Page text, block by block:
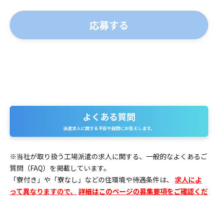
よくある質問
派遣求人に関する不安や疑問にお答えします。
※当社が取り扱う工場派遣の求人に関する、一般的なよくあるご
質問（FAQ）を掲載しています。
「寮付き」や「寮なし」などの住環境や待遇条件は、 求人によ
って異なりますので、 詳細はこのページの募集要項をご確認くだ